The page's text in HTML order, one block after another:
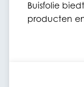
Buisfolie
producten